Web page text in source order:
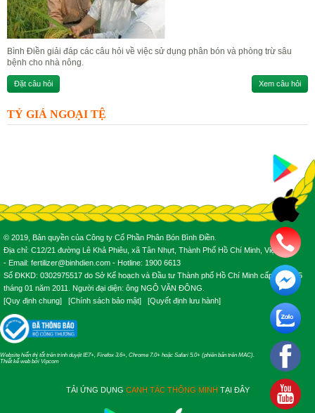
Bình Điền giải đáp các câu hỏi về việc sử dụng phân bón và phòng trừ sâu
bệnh cho nhà nông.
Đặt câu hỏi Xem câu hỏi
TỶ GIÁ NGOẠI TỆ
© 2019, Bản quyền của Công ty Cổ Phần Phân Bón Bình Điền.
Địa chỉ: C12/21 đường Lê Khả Phiêu, xã Tân Nhựt, Thành Phố Hồ Chí Minh, Việt Nam.
- Email: fertilizer@binhdien.com - Hotline: 1900 6613
Số ĐKKD: 0302975517 do Sở Kế hoạch và Đầu tư Thành phố Hồ Chí Minh cấp ngày 25
tháng 01 năm 2011. Người đại diện: ông NGÔ VĂN ĐÔNG.
[Quy định chung] [Chính sách bảo mật] [Quyết định lưu hành]
Website hiển thị tốt trên trình duyệt IE7+, Firefox 3.6+, Chrome 7.0+ hoặc Safari 5.0+ (phiên bản trên MAC).
Thiết kế webbởi Vipcom
TẢI ỨNG DỤNG CANH TÁC THÔNG MINH TẠI ĐÂY